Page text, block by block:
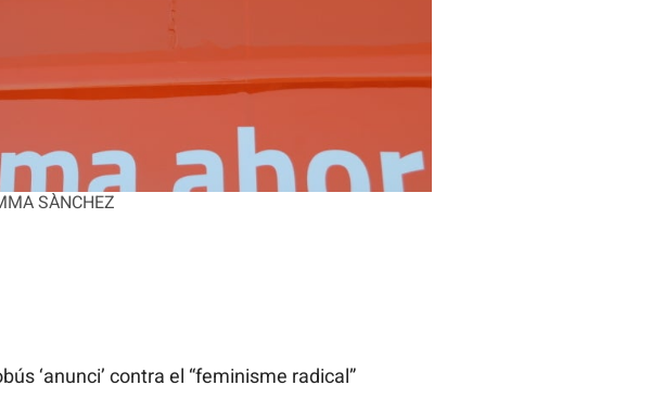
SÀNCHEZ
‘anunci’ contra el “feminisme radical”